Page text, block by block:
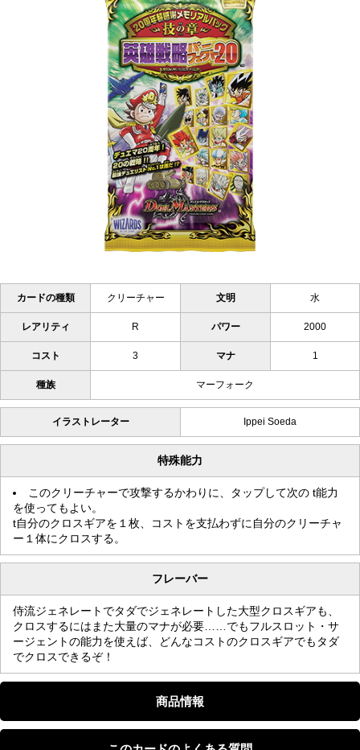
カードの種類 クリーチャー 文明 水
レアリティ R パワー 2000
コスト 3 マナ 1
種族 マーフォーク
イラストレーター Ippei Soeda
特殊能力
このクリーチャーで攻撃するかわりに、タップして次の t能力
を使ってもよい。
t自分のクロスギアを１枚、コストを支払わずに自分のクリーチャ
ー１体にクロスする。
フレーバー
侍流ジェネレートでタダでジェネレートした大型クロスギアも、
クロスするにはまた大量のマナが必要……でもフルスロット・サ
ージェントの能力を使えば、どんなコストのクロスギアでもタダ
でクロスできるぞ！
商品情報